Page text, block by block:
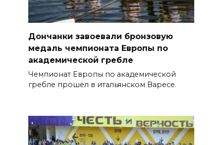
Дончанки завоевали бронзовую
медаль чемпионата Европы по
академической гребле
Чемпионат Европы по академической
гребле прошёл в итальянском Варесе.